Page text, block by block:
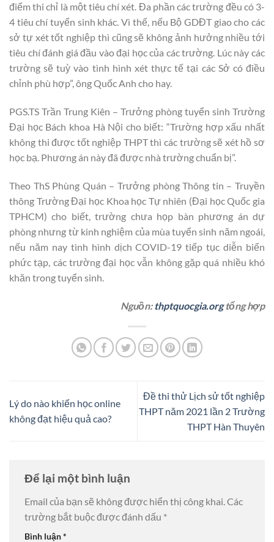
điểm thi chỉ là một tiêu chí xét. Đa phần các trường đều có 3-
4 tiêu chí tuyển sinh khác. Vì thế, nếu Bộ GDĐT giao cho các
sở tự xét tốt nghiệp thì cũng sẽ không ảnh hưởng nhiều tới
tiêu chí đánh giá đầu vào đại học của các trường. Lúc này các
trường sẽ tuỳ vào tình hình xét thực tế tại các Sở có điều
chỉnh phù hợp”, ông Quốc Anh cho hay.
PGS.TS Trần Trung Kiên – Trưởng phòng tuyển sinh Trường
Đại học Bách khoa Hà Nội cho biết: “Trường hợp xấu nhất
không thi được tốt nghiệp THPT thì các trường sẽ xét hồ sơ
học bạ. Phương án này đã được nhà trường chuẩn bị”.
Theo ThS Phùng Quán – Trưởng phòng Thông tin – Truyền
thông Trường Đại học Khoa học Tự nhiên (Đại học Quốc gia
TPHCM) cho biết, trường chưa họp bàn phương án dự
phòng nhưng từ kinh nghiệm của mùa tuyển sinh năm ngoái,
nếu năm nay tình hình dịch COVID-19 tiếp tục diễn biến
phức tạp, các trường đại học vẫn không gặp quá nhiều khó
khăn trong tuyển sinh.
Nguồn: thptquocgia.orgtổng hợp
Lý do nào khiến học online
không đạt hiệu quả cao?
Đề thi thử Lịch sử tốt nghiệp
THPT năm 2021 lần 2 Trường
THPT Hàn Thuyên
Để lại một bình luận
Email của bạn sẽ không được hiển thị công khai. Các
trường bắt buộc được đánh dấu *
Bình luận*